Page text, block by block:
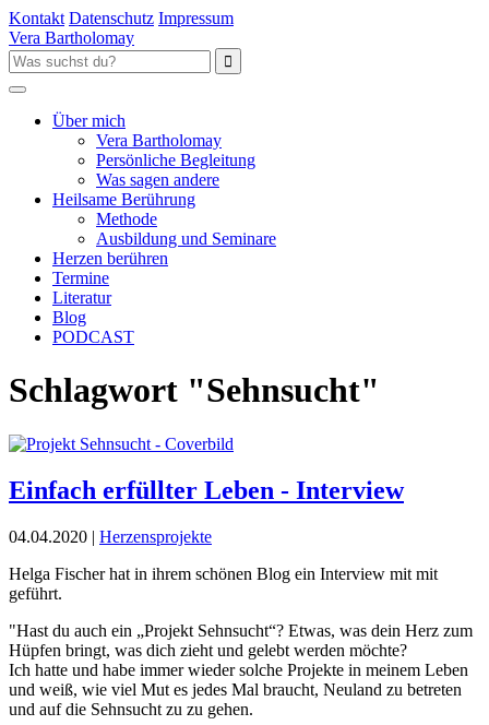
Kontakt Datenschutz Impressum
Vera Bartholomay
Über mich
Vera Bartholomay
Persönliche Begleitung
Was sagen andere
Heilsame Berührung
Methode
Ausbildung und Seminare
Herzen berühren
Termine
Literatur
Blog
PODCAST
Schlagwort "Sehnsucht"
Einfach erfüllter Leben - Interview
04.04.2020 | Herzensprojekte
Helga Fischer hat in ihrem schönen Blog ein Interview mit mit
geführt.
"Hast du auch ein „Projekt Sehnsucht“? Etwas, was dein Herz zum
Hüpfen bringt, was dich zieht und gelebt werden möchte?
Ich hatte und habe immer wieder solche Projekte in meinem Leben
und weiß, wie viel Mut es jedes Mal braucht, Neuland zu betreten
und auf die Sehnsucht zu zu gehen.